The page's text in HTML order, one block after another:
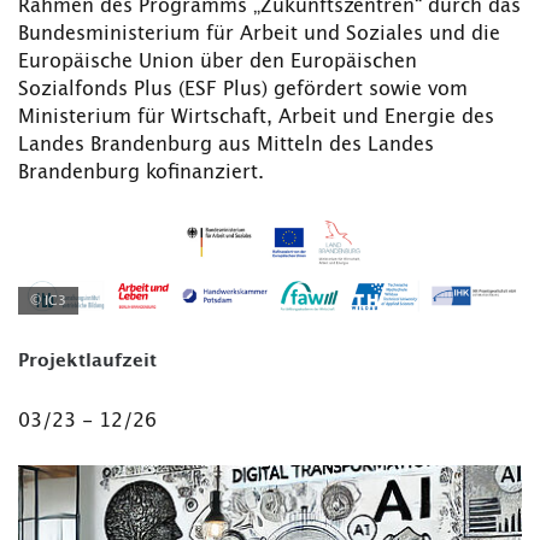
Rahmen des Programms „Zukunftszentren“ durch das
Bundesministerium für Arbeit und Soziales und die
Europäische Union über den Europäischen
Sozialfonds Plus (ESF Plus) gefördert sowie vom
Ministerium für Wirtschaft, Arbeit und Energie des
Landes Brandenburg aus Mitteln des Landes
Brandenburg kofinanziert.
© IC3
Projektlaufzeit
03/23 - 12/26